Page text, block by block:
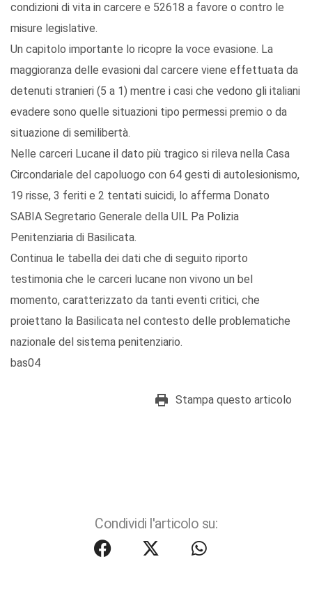
condizioni di vita in carcere e 52618 a favore o contro le
misure legislative.
Un capitolo importante lo ricopre la voce evasione. La
maggioranza delle evasioni dal carcere viene effettuata da
detenuti stranieri (5 a 1) mentre i casi che vedono gli italiani
evadere sono quelle situazioni tipo permessi premio o da
situazione di semilibertà.
Nelle carceri Lucane il dato più tragico si rileva nella Casa
Circondariale del capoluogo con 64 gesti di autolesionismo,
19 risse, 3 feriti e 2 tentati suicidi, lo afferma Donato
SABIA Segretario Generale della UIL Pa Polizia
Penitenziaria di Basilicata.
Continua le tabella dei dati che di seguito riporto
testimonia che le carceri lucane non vivono un bel
momento, caratterizzato da tanti eventi critici, che
proiettano la Basilicata nel contesto delle problematiche
nazionale del sistema penitenziario.
bas04
Stampa questo articolo
Condividi l'articolo su: